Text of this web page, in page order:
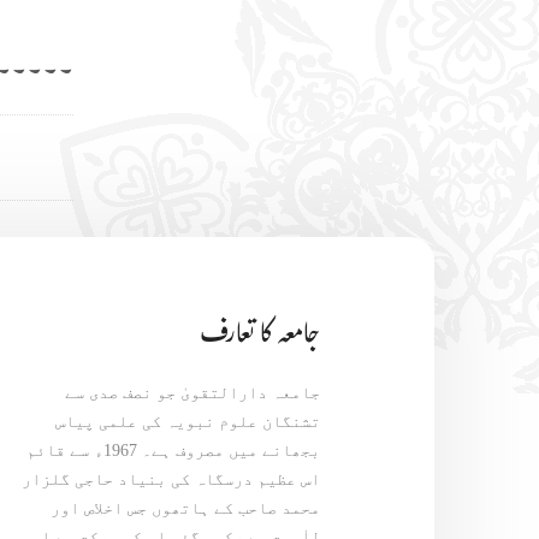
جامعہ کا تعارف
جامعہ دارالتقویٰ جو نصف صدی سے
تشنگان علوم نبویہ کی علمی پیاس
بجھانے میں مصروف ہے۔ 1967ء سے قائم
اس عظیم درسگاہ کی بنیاد حاجی گلزار
محمد صاحب کے ہاتھوں جس اخلاص اور